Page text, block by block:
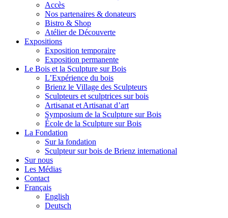
Accès
Nos partenaires & donateurs
Bistro & Shop
Atélier de Découverte
Expositions
Exposition temporaire
Exposition permanente
Le Bois et la Sculpture sur Bois
L’Expérience du bois
Brienz le Village des Sculpteurs
Sculpteurs et sculptrices sur bois
Artisanat et Artisanat d’art
Symposium de la Sculpture sur Bois
École de la Sculpture sur Bois
La Fondation
Sur la fondation
Sculpteur sur bois de Brienz international
Sur nous
Les Médias
Contact
Français
English
Deutsch